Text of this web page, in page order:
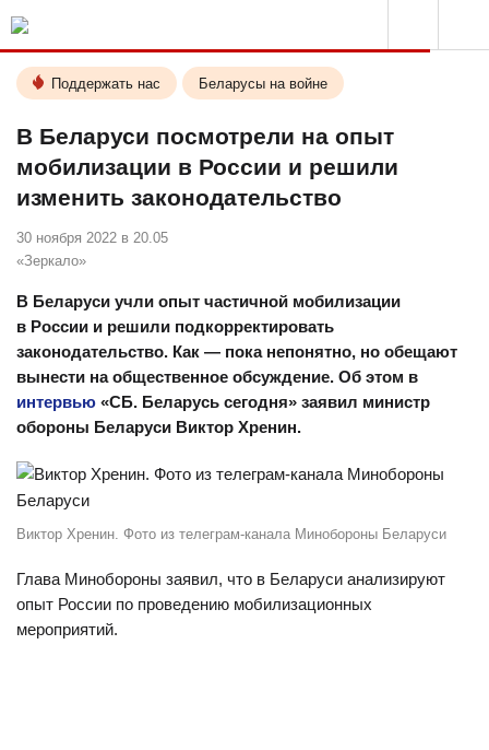
Поддержать нас Беларусы на войне
В Беларуси посмотрели на опыт
мобилизации в России и решили
изменить законодательство
30 ноября 2022 в 20.05
«Зеркало»
В Беларуси учли опыт частичной мобилизации
в России и решили подкорректировать
законодательство. Как — пока непонятно, но обещают
вынести на общественное обсуждение. Об этом в
интервью «СБ. Беларусь сегодня» заявил министр
обороны Беларуси Виктор Хренин.
Виктор Хренин. Фото из телеграм-канала Минобороны Беларуси
Глава Минобороны заявил, что в Беларуси анализируют
опыт России по проведению мобилизационных
мероприятий.